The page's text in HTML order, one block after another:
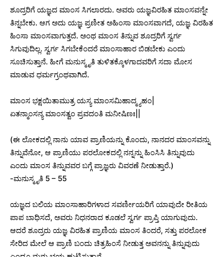
ಶೂದ್ರರಿಗೆ ಯಜ್ಞದ ಮಾಂಸ ಸಿಗಲಾರದು. ಅವರು ಯಜ್ಞವಿರಹಿತ ಮಾಂಸವನ್ನೇ
ತಿನ್ನಬೇಕು. ಆಗ ಅದು ಯಜ್ಞ ಪ್ರಣೀತ ಅಹಿಂಸಾ ಮಾಂಸವಾಗದೆ, ಯಜ್ಞ ವಿರಹಿತ
ಹಿಂಸಾ ಮಾಂಸವಾಗುತ್ತದೆ. ಅಂಥ ಮಾಂಸ ತಿನ್ನುವ ಶೂದ್ರರಿಗೆ ಸ್ವರ್ಗ
ಸಿಗುವುದಿಲ್ಲ. ಸ್ವರ್ಗ ಸಿಗಬೇಕೆಂದರೆ ಮಾಂಸಾಹಾರ ಬಿಡಬೇಕು ಎಂದು
ಸೂಚಿಸುತ್ತಾನೆ. ಹೀಗೆ ಮನುಸ್ಮೃತಿ ತುಳಿತಕ್ಕೊಳಗಾದವರಿಗೆ ಸದಾ ಮೋಸ
ಮಾಡುವ ಧರ್ಮಗ್ರಂಥವಾಗಿದೆ.
ಮಾಂಸ ಭಕ್ಷಯಿತಾಮುತ್ರ ಯಸ್ಯ ಮಾಂಸಮಿಹಾದ್ಮ್ಯಹಂ|
ಏತನ್ಮಾಂಸನ್ಯ ಮಾಂಸತ್ವಂ ಪ್ರವದಂತಿ ಮನೀಷಿಣಃ||
(ಈ ಲೋಕದಲ್ಲಿ ನಾನು ಯಾವ ಪ್ರಾಣಿಯನ್ನು ಕೊಂದು, ನಾನದರ ಮಾಂಸವನ್ನು
ತಿನ್ನುವೆನೋ, ಆ ಪ್ರಾಣಿಯು ಪರಲೋಕದಲ್ಲಿ ನನ್ನನ್ನು ಹಿಂಸಿಸಿ ತಿನ್ನುವುದು
ಎಂದು ಮಾಂಸ ತಿನ್ನುವವರ ಬಗ್ಗೆ ಪ್ರಾಜ್ಞರು ವಿವರಣೆ ನೀಡುತ್ತಾರೆ.)
-ಮನುಸ್ಮೃತಿ 5 – 55
ಯಜ್ಞದ ಬಲಿಯ ಮಾಂಸಾಹಾರಿಗಳಾದ ಸವರ್ಣೀಯರಿಗೆ ಯಾವುದೇ ರೀತಿಯ
ಪಾಪ ಬಾಧಿಸದೆ, ಅವರು ನಿಧನರಾದ ಕೂಡಲೆ ಸ್ವರ್ಗ ಪ್ರಾಪ್ತಿ ಯಾಗುವುದು.
ಆದರೆ ಶೂದ್ರರು ಯಜ್ಞ ವಿರಹಿತ ಪ್ರಾಣಿಯ ಮಾಂಸ ತಿಂದರೆ, ಸತ್ತು ಪರಲೋಕ
ಸೇರಿದ ಮೇಲೆ ಆ ಪ್ರಾಣಿ ಬಂದು ಚಿತ್ರಹಿಂಸೆ ನೀಡುತ್ತ ಅವನನ್ನು ತಿನ್ನುವುದು